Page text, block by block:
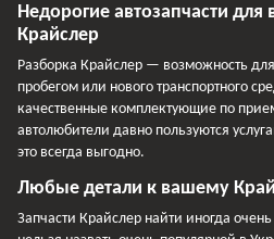
Недорогие автозапчасти для
Крайслер
Разборка Крайслер — возможность
пробегом или нового транспортного
качественные комплектующие по
автолюбители давно пользуются
это всегда выгодно.
Любые детали к вашему
Запчасти Крайслер найти иногда